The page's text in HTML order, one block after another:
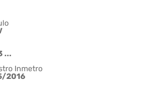
...
Inmetro
2016